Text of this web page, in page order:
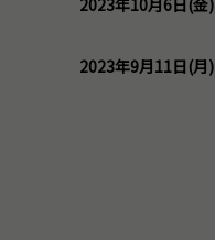
2023年9月11日(月)